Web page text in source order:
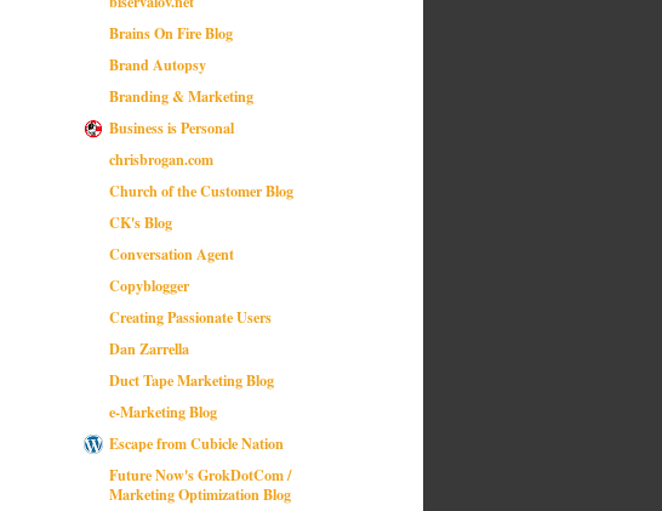
Brains On Fire Blog
Brand Autopsy
Branding & Marketing
Business is Personal
chrisbrogan.com
Church of the Customer Blog
CK's Blog
Conversation Agent
Copyblogger
Creating Passionate Users
Dan Zarrella
Duct Tape Marketing Blog
e-Marketing Blog
Escape from Cubicle Nation
Future Now's GrokDotCom /
Marketing Optimization Blog